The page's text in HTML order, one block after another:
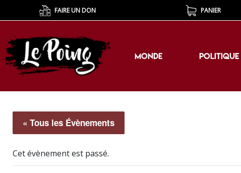
FAIRE UN DON PANIER
MONDE POLITIQUE
MONDE POLITIQUE
« Tous les Évènements
Cet évènement est passé.